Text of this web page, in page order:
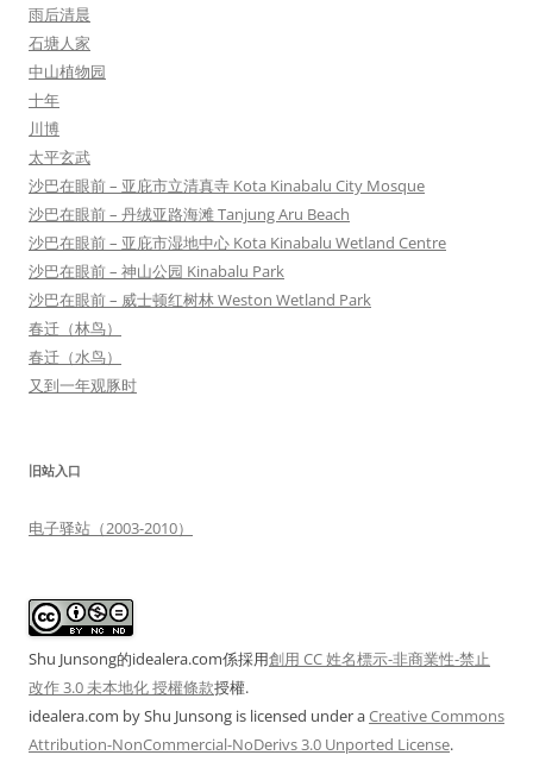
雨后清晨
石塘人家
中山植物园
十年
川博
太平玄武
沙巴在眼前 – 亚庇市立清真寺 Kota Kinabalu City Mosque
沙巴在眼前 – 丹绒亚路海滩 Tanjung Aru Beach
沙巴在眼前 – 亚庇市湿地中心 Kota Kinabalu Wetland Centre
沙巴在眼前 – 神山公园 Kinabalu Park
沙巴在眼前 – 威士顿红树林 Weston Wetland Park
春迁（林鸟）
春迁（水鸟）
又到一年观豚时
旧站入口
电子驿站（2003-2010）
Shu Junsong的idealera.com係採用創用 CC 姓名標示-非商業性-禁止
改作 3.0 未本地化 授權條款授權.
idealera.com byShu Junsong is licensed under aCreative Commons
Attribution-NonCommercial-NoDerivs 3.0 Unported License.